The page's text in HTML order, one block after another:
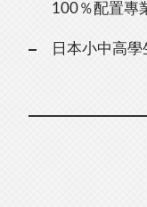
100％配置專
日本小中高